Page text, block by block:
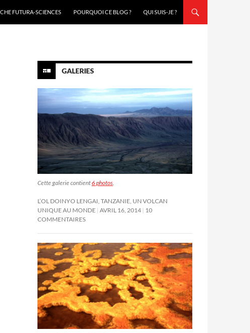
FUTURA-SCIENCES
POURQUOI CE BLOG ? QUI SUIS-JE ?
GALERIES
Cette galerie contient6 photos.
L’OL DOINYO LENGAI, TANZANIE, UN VOLCAN
UNIQUE AU MONDE AVRIL 16, 2014 10
COMMENTAIRES